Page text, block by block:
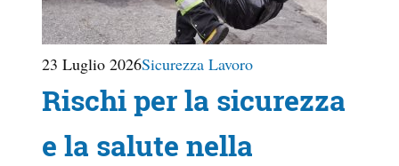
23 Luglio 2026Sicurezza Lavoro
Rischi per la sicurezza
e la salute nella